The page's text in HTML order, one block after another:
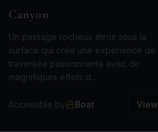
Canyon
Un passage rocheux étroit sous la
surface qui crée une expérience de
traversée passionnante avec de
magnifiques effets d...
Accessible by Boat View